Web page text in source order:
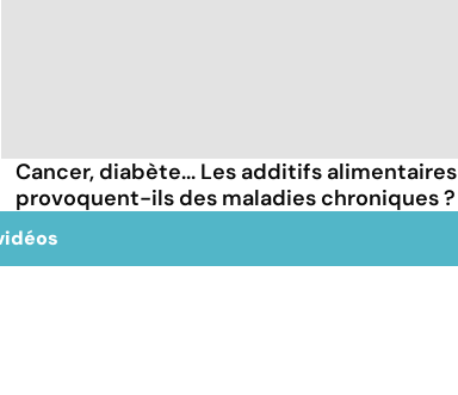
Cancer, diabète... Les additifs alimentaires
provoquent-ils des maladies chroniques ?